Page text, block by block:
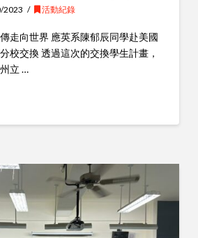
2023 活動紀錄
走向世界 應英系陳郁辰同學赴美國
校交換 透過這次的交換學生計畫，
立 …